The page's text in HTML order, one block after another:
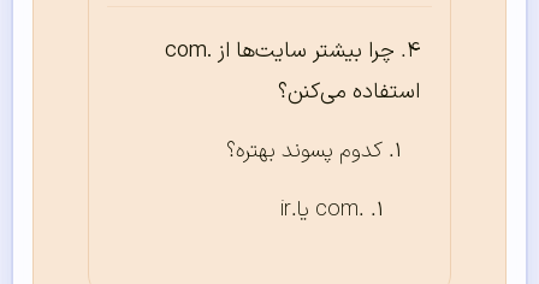
چرا بیشتر سایت‌ها از .com
استفاده می‌کنن؟
کدوم پسوند بهتره؟
.com یا.ir